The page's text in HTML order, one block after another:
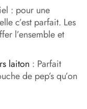
: pour une
c’est parfait. Les
l’ensemble et
laiton : Parfait
de pep’s qu’on